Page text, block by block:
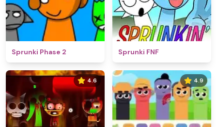
Sprunki Phase 2 Sprunki FNF
4.6 4.9